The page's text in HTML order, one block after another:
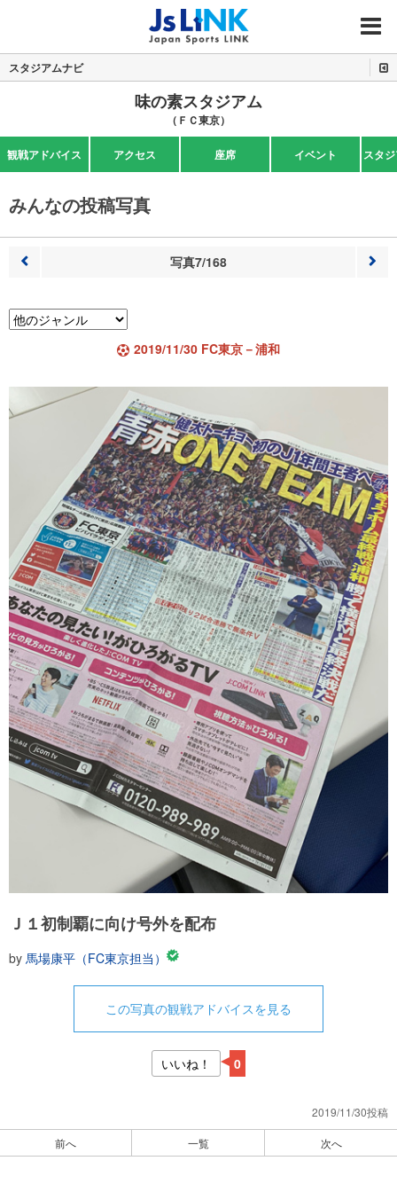
MENU
スタジアムナビ
味の素スタジアム
（ＦＣ東京）
観戦アドバイス アクセス 座席 イベント スタ
みんなの投稿写真
写真7/168
2019/11/30 FC東京－浦和
Ｊ１初制覇に向け号外を配布
by 馬場康平（FC東京担当）
この写真の観戦アドバイスを見る
いいね！ 0
2019/11/30投稿
前へ 一覧 次へ